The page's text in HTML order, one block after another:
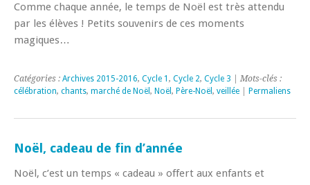
Comme chaque année, le temps de Noël est très attendu
par les élèves ! Petits souvenirs de ces moments
magiques…
Catégories : Archives 2015-2016, Cycle 1 , Cycle 2, Cycle 3 | Mots-clés :
célébration, chants, marché de Noël , Noël , Père-Noël , veillée Permaliens
Noël, cadeau de fin d’année
Noël, c’est un temps « cadeau » offert aux enfants et